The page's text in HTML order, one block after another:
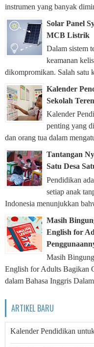
instrumen yang banyak
Solar Panel
MCB Listrik
Dalam sistem
keamanan
dikompromikan. Salah satu
Kalender
Sekolah
Kalender
penting yang
dan orang tua dalam
Tantangan
Satu Desa
Pendidikan
setiap anak
Indonesia menunjukkan
Masih
English for
Masih
English for Adults Bagikan
dalam Bahasa Inggris
ARTIKEL BARU
Kalender Pendidikan